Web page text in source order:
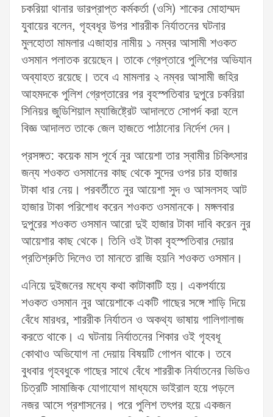
চকরিয়া থানার ভারপ্রাপ্ত কর্মকর্তা (ওসি) শাকের মোহাম্মদ
যুবায়ের বলেন, গৃহবধূর উপর শাররীক নির্যাতনের ঘটনার
মুলহোতা মামলার এজাহার নামীয় ১ নম্বর আসামী শওকত
ওসমান পলাতক রয়েছেন। তাকে গ্রেপ্তারে পুলিশের অভিযান
অব্যাহত রয়েছে। তবে এ মামলার ২ নম্বর আসামী জহির
আহমদকে পুলিশ গ্রেপ্তারের পর বৃহস্পতিবার দুপুরে চকরিয়া
সিনিয়র জুডিশিয়াল ম্যাজিষ্ট্রেট আদালতে সোপর্দ করা হলে
বিজ্ঞ আদালত তাকে জেল হাজতে পাঠানোর নির্দেশ দেন।
প্রসঙ্গত: কয়েক মাস পূর্বে নুর আয়েশা তার স্বামীর চিকিৎসার
জন্য শওকত ওসমানের কাছ থেকে সুদের ওপর চার হাজার
টাকা ধার নেয়। পরবর্তীতে নুর আয়েশা সুদ ও আসলসহ আট
হাজার টাকা পরিশোধ করেন শওকত ওসমানকে। মঙ্গলবার
দুপুরের শওকত ওসমান আরো দুই হাজার টাকা দাবি করেন নুর
আয়েশার কাছ থেকে। তিনি ওই টাকা বৃহস্পতিবার দেয়ার
প্রতিশ্রুতি দিলেও তা মানতে রাজি হয়নি শওকত ওসমান।
এনিয়ে দুইজনের মধ্যে কথা কাটাকাটি হয়। একপর্যায়ে
শওকত ওসমান নুর আয়েশাকে একটি গাছের সঙ্গে শাড়ি দিয়ে
বেঁধে মারধর, শাররীক নির্যাতন ও অকথ্য ভাষায় গালিগালাজ
করতে থাকে। এ ঘটনায় নির্যাতনের শিকার ওই গৃহবধূ
কোথাও অভিযোগ না দেয়ায় বিষয়টি গোপন থাকে। তবে
বুধবার গৃহবধুকে গাছের সাথে বেঁধে শাররীক নির্যাতনের ভিডিও
চিত্রটি সামাজিক যোগাযোগ মাধ্যমে ভাইরাল হয়ে পড়লে
নজর আসে প্রশাসনের। পরে পুলিশ তৎপর হয়ে একজন